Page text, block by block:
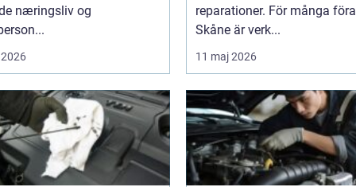
næringsliv og
reparationer. För många
Skåne är verk...
11 maj 2026